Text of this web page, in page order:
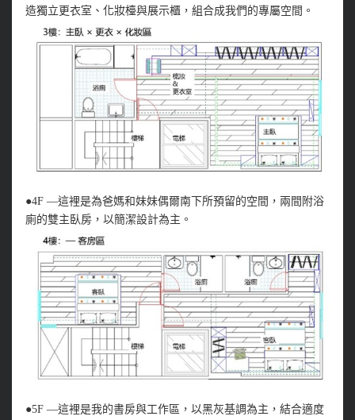
造獨立更衣室、化妝檯與展示櫃，組合成我們的專屬空間。
●4F —這裡是為爸媽和妹妹偶爾南下所預留的空間，兩間附浴
廁的雙主臥房，以簡潔設計為主。
●5F —這裡是我的書房與工作區，以黑灰基調為主，結合適度